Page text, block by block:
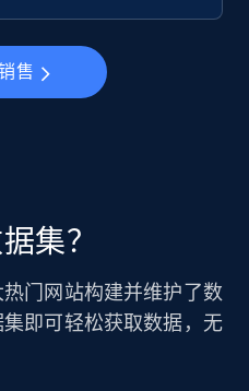
售
集？
门网站构建并维护了数
即可轻松获取数据，无